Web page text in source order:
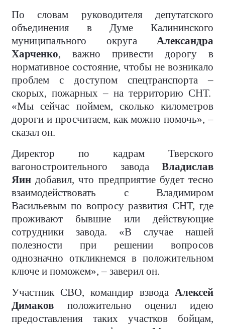
По словам руководителя депутатского
объединения в Думе Калининского
муниципального округа Александра
Харченко, важно привести дорогу в
нормативное состояние, чтобы не возникало
проблем с доступом спецтранспорта –
скорых, пожарных – на территорию СНТ.
«Мы сейчас поймем, сколько километров
дороги и просчитаем, как можно помочь», –
сказал он.
Директор по кадрам Тверского
вагоностроительного завода Владислав
Яин добавил, что предприятие будет тесно
взаимодействовать с Владимиром
Васильевым по вопросу развития СНТ, где
проживают бывшие или действующие
сотрудники завода. «В случае нашей
полезности при решении вопросов
однозначно откликнемся в положительном
ключе и поможем», – заверил он.
Участник СВО, командир взвода Алексей
Димаков положительно оценил идею
предоставления таких участков бойцам,